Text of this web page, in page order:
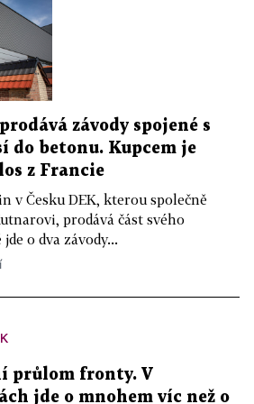
závody spojené s
do betonu. Kupcem je
z Francie
v Česku DEK, kterou společně
prodává část svého
o dva závody...
průlom fronty. V
jde o mnohem víc než o